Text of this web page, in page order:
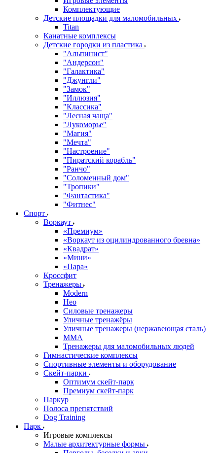
Комплектующие
Детские площадки для маломобильных
Titan
Канатные комплексы
Детские городки из пластика
"Альпинист"
"Андерсон"
"Галактика"
"Джунгли"
"Замок"
"Иллюзия"
"Классика"
"Лесная чаща"
"Лукоморье"
"Магия"
"Мечта"
"Настроение"
"Пиратский корабль"
"Ранчо"
"Соломенный дом"
"Тропики"
"Фантастика"
"Фитнес"
Спорт
Воркаут
«Премиум»
«Воркаут из оцилиндрованного бревна»
«Квадрат»
«Мини»
«Пара»
Кроссфит
Тренажеры
Modern
Нео
Силовые тренажеры
Уличные тренажёры
Уличные тренажеры (нержавеющая сталь)
ММА
Тренажеры для маломобильных людей
Гимнастические комплексы
Спортивные элементы и оборудование
Скейт-парки
Оптимум скейт-парк
Премиум скейт-парк
Паркур
Полоса препятствий
Dog Training
Парк
Игровые комплексы
Малые архитектурные формы